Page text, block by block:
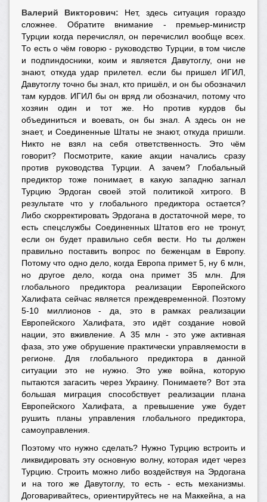
Валерий Викторович: Нет, здесь ситуация гораздо
сложнее. Обратите внимание - премьер-министр
Турции когда перечислял, он перечислил вообще всех.
То есть о чём говорю - руководство Турции, в том числе
и подпиндосники, коим и является Давутоглу, они не
знают, откуда удар прилетел. если бы пришел ИГИЛ,
Давутоглу точно бы знал, кто пришёл, и он бы обозначил
там курдов. ИГИЛ бы он вряд ли обозначил, потому что
хозяин один и тот же. Но против курдов бы
объединиться и воевать, он бы знал. А здесь он не
знает, и Соединенные Штаты не знают, откуда пришли.
Никто не взял на себя ответственность. Это чём
говорит? Посмотрите, какие акции начались сразу
против руководства Турции. А зачем? Глобальный
предиктор тоже понимает, в какую западню загнал
Турцию Эрдоган своей этой политикой хитрого. В
результате что у глобального предиктора остается?
Либо скорректировать Эрдогана в достаточной мере, то
есть спецслужбы Соединенных Штатов его не тронут,
если он будет правильно себя вести. Но ты должен
правильно поставить вопрос по беженцам в Европу.
Потому что одно дело, когда Европа примет 5, ну 6 млн,
но другое дело, когда она примет 35 млн. Для
глобального предиктора реализации Европейского
Халифата сейчас является преждевременной. Поэтому
5-10 миллионов - да, это в рамках реализации
Европейского Халифата, это идёт создание новой
нации, это вживление. А 35 млн - это уже активная
фаза, это уже обрушение практически управляемости в
регионе. Для глобального предиктора в данной
ситуации это не нужно. Это уже война, которую
пытаются загасить через Украину. Понимаете? Вот эта
большая миграция способствует реализации плана
Европейского Халифата, а превышение уже будет
рушить планы управления глобального предиктора,
самоуправления.
Поэтому что нужно сделать? Нужно Турцию встроить и
ликвидировать эту основную волну, которая идет через
Турцию. Строить можно либо воздействуя на Эрдогана
и на того же Давутоглу, то есть - есть механизмы.
Договаривайтесь, ориентируйтесь не на Маккейна, а на